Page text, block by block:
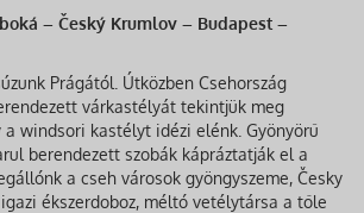
– Český Krumlov – Budapest –
Prágától. Útközben Csehország
várkastélyát tekintjük meg
a windsori kastélyt idézi elénk. Gyönyörű
berendezett szobák kápráztatják el a
a cseh városok gyöngyszeme, Česky
ékszerdoboz, méltó vetélytársa a tőle